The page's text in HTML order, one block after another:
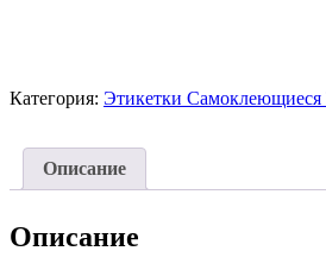
Категория: Этикетки
Описание
Описание